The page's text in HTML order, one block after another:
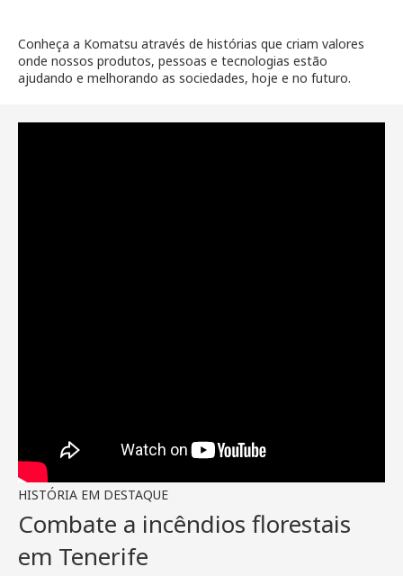
Conheça a Komatsu através de histórias que criam valores
onde nossos produtos, pessoas e tecnologias estão
ajudando e melhorando as sociedades, hoje e no futuro.
HISTÓRIA EM DESTAQUE
Combate a incêndios florestais
em Tenerife